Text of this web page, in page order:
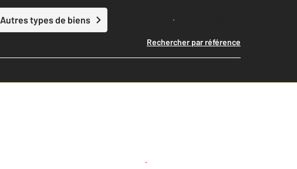
Autres types de biens Lancer ma recherche
Rechercher par référence
Créer une alerte